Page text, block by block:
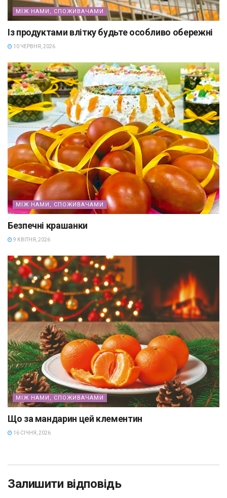
МІЖ НАМИ, СПОЖИВАЧАМИ
Із продуктами влітку будьте особливо обережні
10 ЧЕРВНЯ, 2026
МІЖ НАМИ, СПОЖИВАЧАМИ
Безпечні крашанки
9 КВІТНЯ, 2026
МІЖ НАМИ, СПОЖИВАЧАМИ
Що за мандарин цей клементин
16 СІЧНЯ, 2026
Залишити відповідь